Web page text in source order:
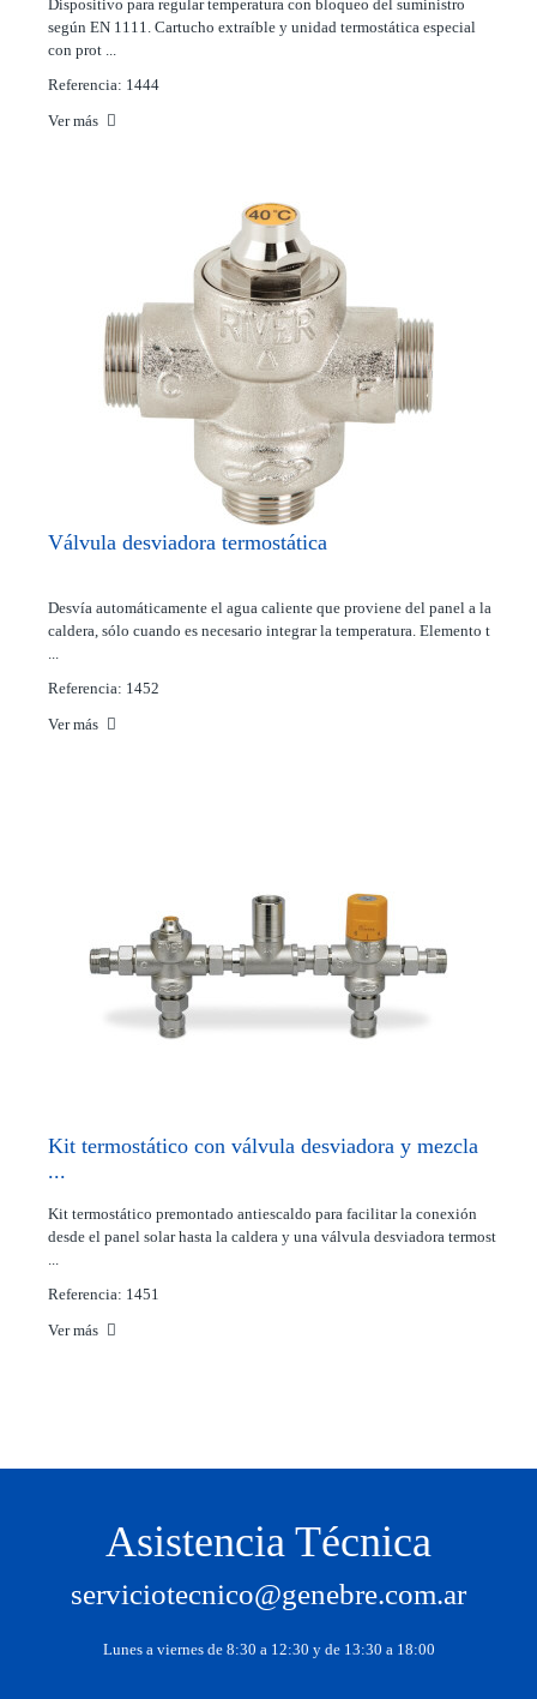
Dispositivo para regular temperatura con bloqueo del suministro
según EN 1111. Cartucho extraíble y unidad termostática especial
con prot ...
Referencia: 1444
Ver más
Válvula desviadora termostática
Desvía automáticamente el agua caliente que proviene del panel a la
caldera, sólo cuando es necesario integrar la temperatura. Elemento t
...
Referencia: 1452
Ver más
Kit termostático con válvula desviadora y mezcla
...
Kit termostático premontado antiescaldo para facilitar la conexión
desde el panel solar hasta la caldera y una válvula desviadora termost
...
Referencia: 1451
Ver más
Asistencia Técnica
serviciotecnico@genebre.com.ar
Lunes a viernes de 8:30 a 12:30 y de 13:30 a 18:00